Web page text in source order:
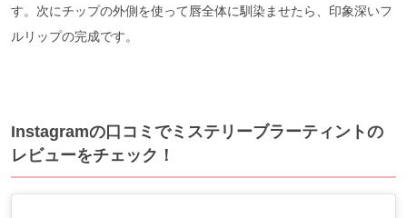
す。次にチップの外側を使って唇全体に馴染ませたら、印象深いフ
ルリップの完成です。
Instagramの口コミでミステリーブラーティントの
レビューをチェック！